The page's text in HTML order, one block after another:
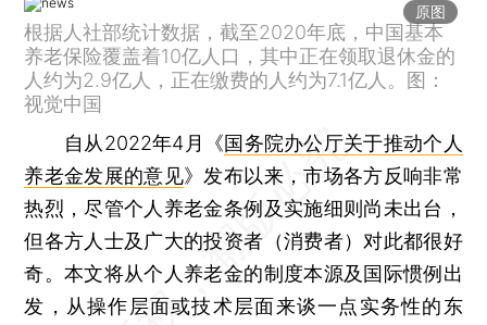
原图
根据人社部统计数据，截至2020年底，中国基本
养老保险覆盖着10亿人口，其中正在领取退休金的
人约为2.9亿人，正在缴费的人约为7.1亿人。图：
视觉中国
自从2022年4月《国务院办公厅关于推动个人
养老金发展的意见》发布以来，市场各方反响非常
热烈，尽管个人养老金条例及实施细则尚未出台，
但各方人士及广大的投资者（消费者）对此都很好
奇。本文将从个人养老金的制度本源及国际惯例出
发，从操作层面或技术层面来谈一点实务性的东